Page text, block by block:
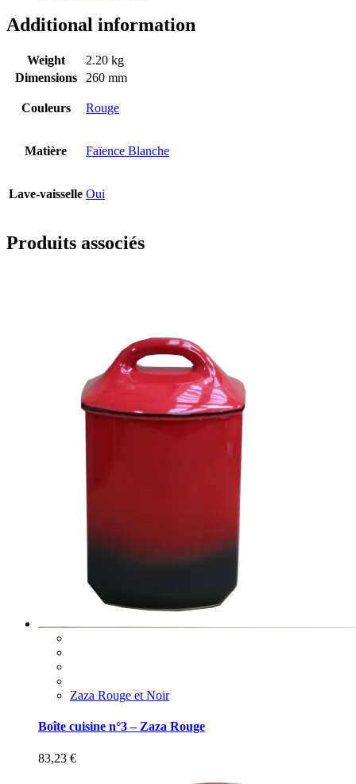
Additional information
Weight
2.20 kg
Dimensions
260 mm
Couleurs Rouge
Matière Faïence Blanche
Lave-vaisselle Oui
Produits associés
Zaza Rouge et Noir
Boîte cuisine n°3 – Zaza Rouge
83,23 €